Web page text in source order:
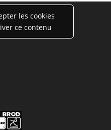
les cookies
ce contenu